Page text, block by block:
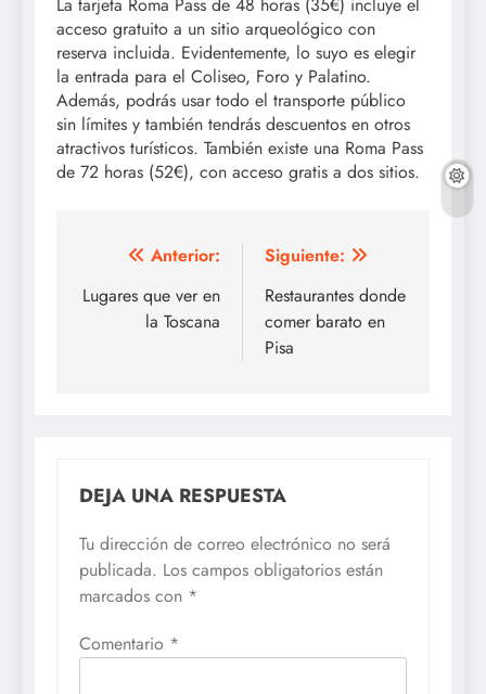
La tarjeta Roma Pass de 48 horas (35€) incluye el
acceso gratuito a un sitio arqueológico con
reserva incluida. Evidentemente, lo suyo es elegir
la entrada para el Coliseo, Foro y Palatino.
Además, podrás usar todo el transporte público
sin límites y también tendrás descuentos en otros
atractivos turísticos. También existe una Roma Pass
de 72 horas (52€), con acceso gratis a dos sitios.
Navegación
de
entradas
Anterior:
Lugares que ver en
la Toscana
Siguiente:
Restaurantes donde
comer barato en
Pisa
DEJA UNA RESPUESTA
Tu dirección de correo electrónico no será
publicada. Los campos obligatorios están
marcados con *
Comentario *